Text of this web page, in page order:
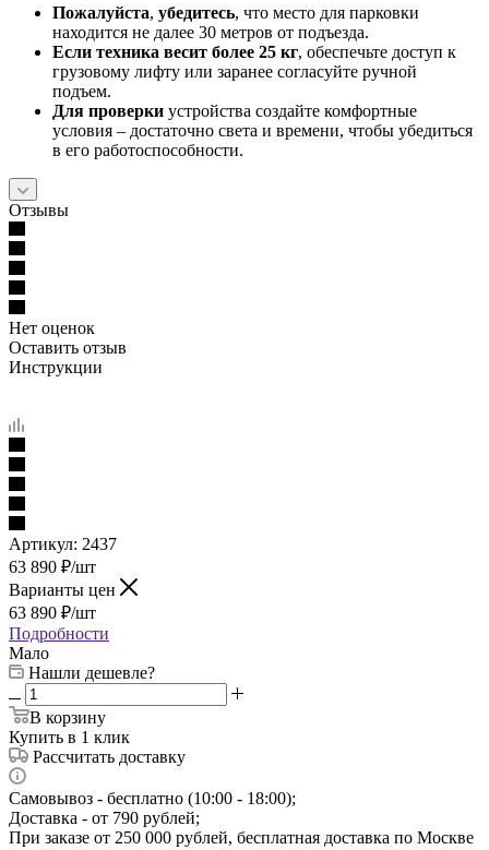
Пожалуйста, убедитесь, что место для парковки
находится не далее 30 метров от подъезда.
Если техника весит более 25 кг, обеспечьте доступ к
грузовому лифту или заранее согласуйте ручной
подъем.
Для проверки устройства создайте комфортные
условия – достаточно света и времени, чтобы убедиться
в его работоспособности.
Отзывы
Нет оценок
Оставить отзыв
Инструкции
Артикул: 2437
63 890 ₽/шт
Варианты цен
63 890 ₽/шт
Подробности
Мало
Нашли дешевле?
В корзину
Купить в 1 клик
Рассчитать доставку
Самовывоз - бесплатно (10:00 - 18:00);
Доставка - от 790 рублей;
При заказе от 250 000 рублей, бесплатная доставка по Москве